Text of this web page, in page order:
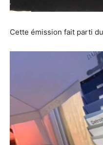
Cette émission fait parti du